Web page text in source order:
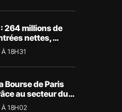
264 millions de
nettes,
dominent
18H31
Bourse de Paris
au secteur du
18H02